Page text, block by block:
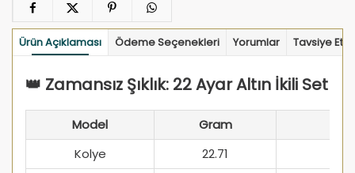
Ürün Açıklaması Ödeme Seçenekleri Yorumlar Tavsiye Et
👑 Zamansız Şıklık: 22 Ayar Altın İkili Set
Model
Gram
Kolye
22.71